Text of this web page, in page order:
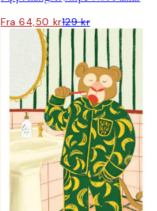
Fra 64,50 kr129 kr